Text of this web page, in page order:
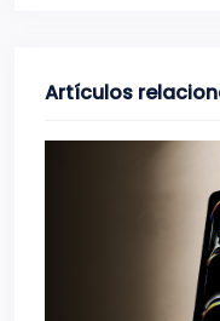
Artículos